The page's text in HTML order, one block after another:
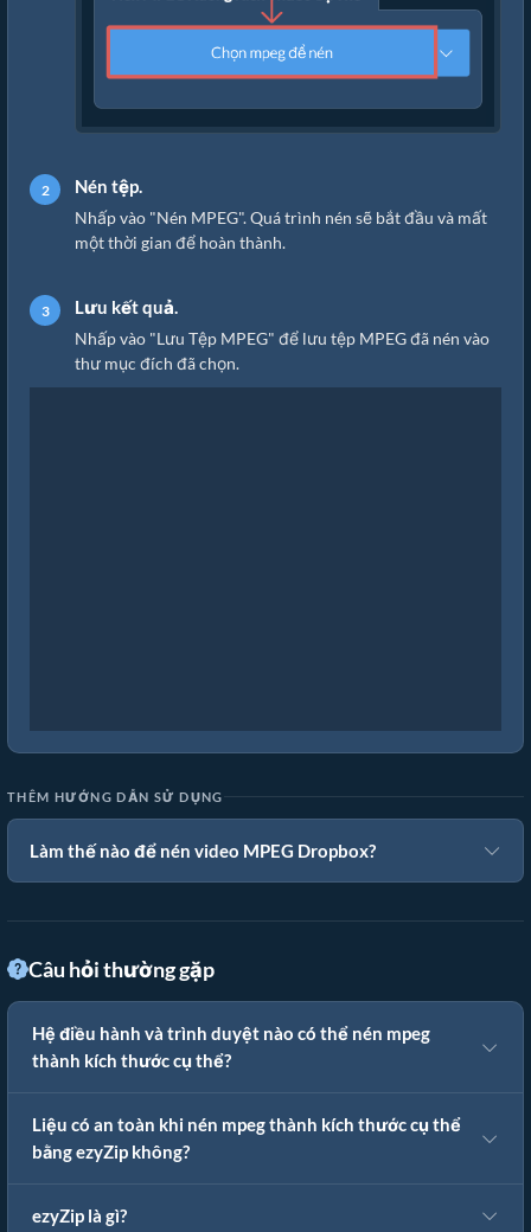
Nén tệp.
Nhấp vào "Nén MPEG". Quá trình nén sẽ bắt đầu và mất
một thời gian để hoàn thành.
Lưu kết quả.
Nhấp vào "Lưu Tệp MPEG" để lưu tệp MPEG đã nén vào
thư mục đích đã chọn.
THÊM HƯỚNG DẪN SỬ DỤNG
Làm thế nào để nén video MPEG Dropbox?
Câu hỏi thường gặp
Hệ điều hành và trình duyệt nào có thể nén mpeg
thành kích thước cụ thể?
Liệu có an toàn khi nén mpeg thành kích thước cụ thể
bằng ezyZip không?
ezyZip là gì?